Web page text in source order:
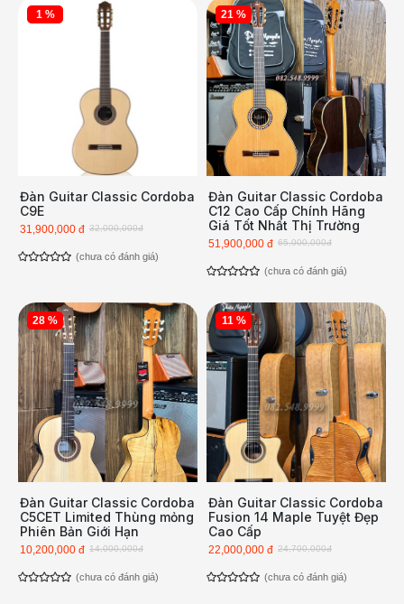
1 %
Đàn Guitar Classic Cordoba
C9E
32,000,000đ
31,900,000 đ
(chưa có đánh giá)
21 %
Đàn Guitar Classic Cordoba
C12 Cao Cấp Chính Hãng
Giá Tốt Nhất Thị Trường
65,000,000đ
51,900,000 đ
(chưa có đánh giá)
28 %
Đàn Guitar Classic Cordoba
C5CET Limited Thùng mỏng
Phiên Bản Giới Hạn
14,000,000đ
10,200,000 đ
(chưa có đánh giá)
11 %
Đàn Guitar Classic Cordoba
Fusion 14 Maple Tuyệt Đẹp
Cao Cấp
24,700,000đ
22,000,000 đ
(chưa có đánh giá)